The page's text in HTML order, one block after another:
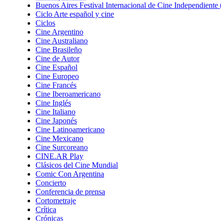
Buenos Aires Festival Internacional de Cine
Ciclo Arte español y cine
Ciclos
Cine Argentino
Cine Australiano
Cine Brasileño
Cine de Autor
Cine Español
Cine Europeo
Cine Francés
Cine Iberoamericano
Cine Inglés
Cine Italiano
Cine Japonés
Cine Latinoamericano
Cine Mexicano
Cine Surcoreano
CINE.AR Play
Clásicos del Cine Mundial
Comic Con Argentina
Concierto
Conferencia de prensa
Cortometraje
Crítica
Crónicas